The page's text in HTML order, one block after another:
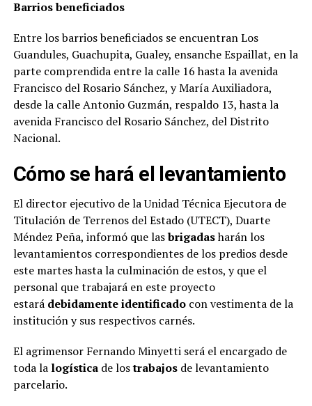
Barrios beneficiados
Entre los barrios beneficiados se encuentran Los
Guandules, Guachupita, Gualey, ensanche Espaillat, en la
parte comprendida entre la calle 16 hasta la avenida
Francisco del Rosario Sánchez, y María Auxiliadora,
desde la calle Antonio Guzmán, respaldo 13, hasta la
avenida Francisco del Rosario Sánchez, del Distrito
Nacional.
Cómo se hará el levantamiento
El director ejecutivo de la Unidad Técnica Ejecutora de
Titulación de Terrenos del Estado (UTECT), Duarte
Méndez Peña, informó que lasbrigadasharán los
levantamientos correspondientes de los predios desde
este martes hasta la culminación de estos, y que el
personal que trabajará en este proyecto
estará debidamente identificado con vestimenta de la
institución y sus respectivos carnés.
El agrimensor Fernando Minyetti será el encargado de
toda la logísticade lostrabajosde levantamiento
parcelario.